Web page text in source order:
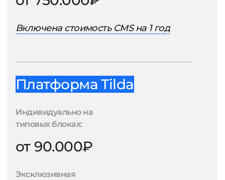
Включена стоимость CMS на 1 год
Платформа Tilda
Индивидуально на
типовых блоках:
от 90.000₽
Эксклюзивная